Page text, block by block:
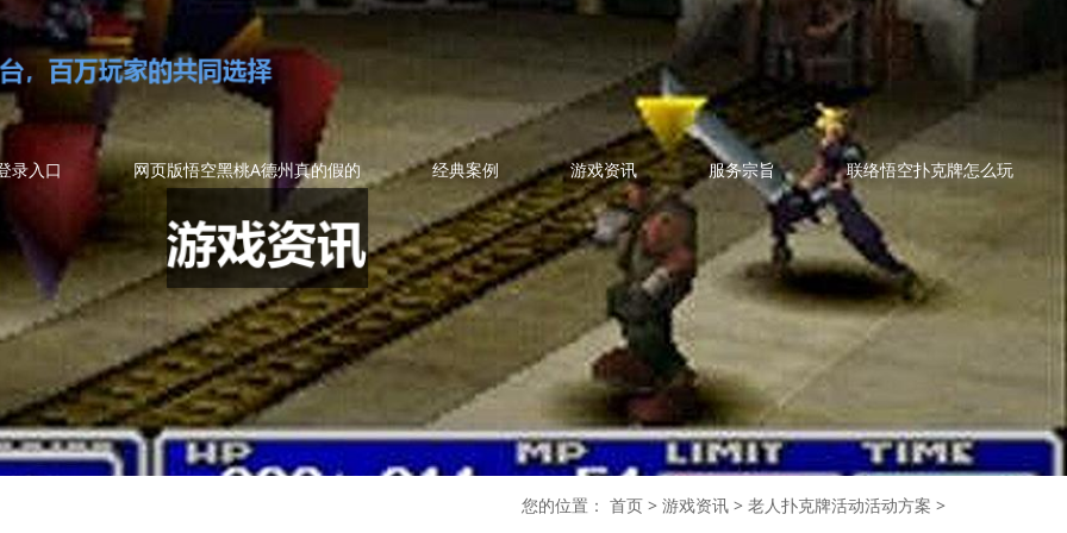
录入口 网页版悟空黑桃A德州真的假的 经典案例 游戏资讯 服务宗旨 联络悟空扑克牌怎么玩
您的位置： 首页 > 游戏资讯 > 老人扑克牌活动活动方案 >